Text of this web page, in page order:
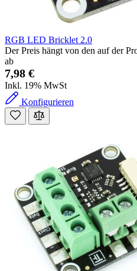
RGB LED Bricklet 2.0
Der Preis hängt von den auf der
ab
7,98 €
Inkl. 19% MwSt
Konfigurieren